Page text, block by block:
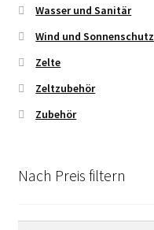
Wasser und Sanitär
Wind und Sonnenschutz
Zelte
Zeltzubehör
Zubehör
Nach Preis filtern